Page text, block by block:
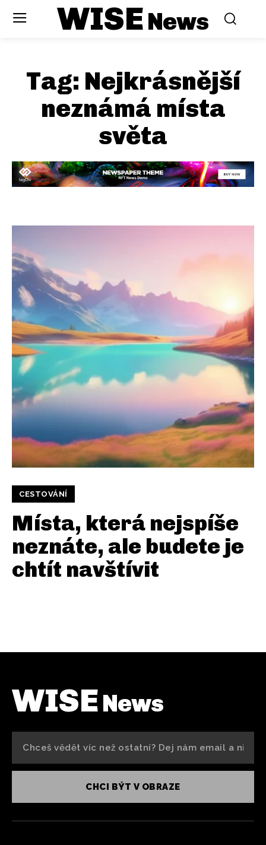
WISENews
Tag: Nejkrásnější
neznámá místa
světa
CESTOVÁNÍ
Místa, která nejspíše
neznáte, ale budete je
chtít navštívit
WISENews
CHCI BÝT V OBRAZE